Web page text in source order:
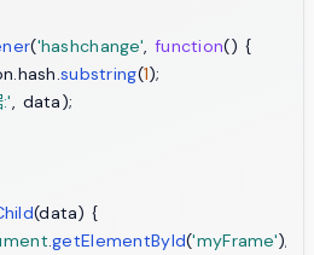
('hashchange', function() {
hash.substring(1);
, data);
(data) {
.getElementById('myFrame');